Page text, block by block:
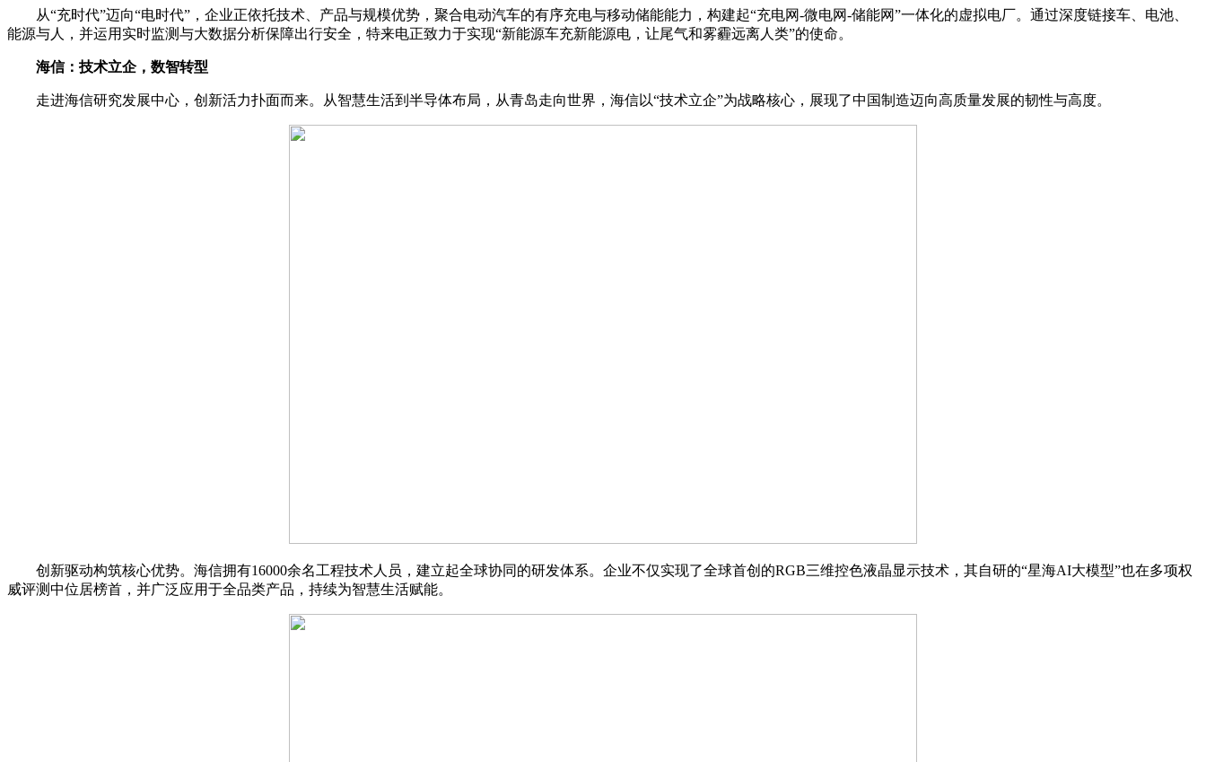
从“充时代”迈向“电时代”，企业正依托技术、产品与规模优势，聚合电动汽车的有序充电与移动储能能力，构建起“充电网-微电网-储能网”一体化的虚拟电厂。通过深度链接车、电池、
能源与人，并运用实时监测与大数据分析保障出行安全，特来电正致力于实现“新能源车充新能源电，让尾气和雾霾远离人类”的使命。
海信：技术立企，数智转型
走进海信研究发展中心，创新活力扑面而来。从智慧生活到半导体布局，从青岛走向世界，海信以“技术立企”为战略核心，展现了中国制造迈向高质量发展的韧性与高度。
创新驱动构筑核心优势。海信拥有16000余名工程技术人员，建立起全球协同的研发体系。企业不仅实现了全球首创的RGB三维控色液晶显示技术，其自研的“星海AI大模型”也在多项权
威评测中位居榜首，并广泛应用于全品类产品，持续为智慧生活赋能。